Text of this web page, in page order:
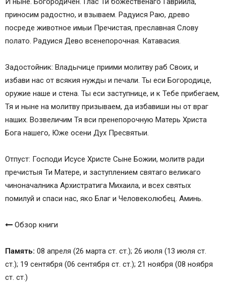
приносим радостно, и взываем. Радуися Раю, древо
посреде животное имыи Пречистая, преславная Слову
полато. Радуися Дево всенепорочная. Катавасия.
Задостойник: Владычице приими молитву раб Своих, и
избави нас от всякия нужды и печали. Ты еси Богородице,
оружие наше и стена. Ты еси заступнице, и к Тебе прибегаем,
Тя и ныне на молитву призываем, да избавиши ны от враг
наших. Возвеличим Тя вси пренепорочную Матерь Христа
Бога нашего, Юже осени Дух Пресвятыи.
Отпуст: Господи Исусе Христе Сыне Божии, молитв ради
пречистыя Ти Матере, и заступлением святаго великаго
чиноначалника Архистратига Михаила, и всех святых
помилуй и спаси нас, яко Благ и Человеколюбец. Аминь.
Обзор книги
Память: 08 апреля (26 марта ст. ст.); 26 июля (13 июля ст.
ст.); 19 сентября (06 сентября ст. ст.); 21 ноября (08 ноября
ст. ст.)